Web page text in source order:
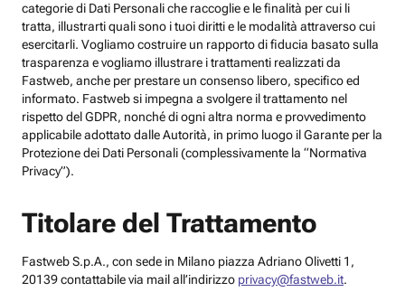
categorie di Dati Personali che raccoglie e le finalità per cui li
tratta, illustrarti quali sono i tuoi diritti e le modalità attraverso cui
esercitarli. Vogliamo costruire un rapporto di fiducia basato sulla
trasparenza e vogliamo illustrare i trattamenti realizzati da
Fastweb, anche per prestare un consenso libero, specifico ed
informato. Fastweb si impegna a svolgere il trattamento nel
rispetto del GDPR, nonché di ogni altra norma e provvedimento
applicabile adottato dalle Autorità, in primo luogo il Garante per la
Protezione dei Dati Personali (complessivamente la “Normativa
Privacy”).
Titolare del Trattamento
Fastweb S.p.A., con sede in Milano piazza Adriano Olivetti 1,
20139 contattabile via mail all’indirizzo privacy@fastweb.it.